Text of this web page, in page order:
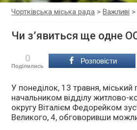
Чортківська міська рада >Важливі
Чи з’явиться ще одне
0
Поділились
Розповісти
У понеділок, 13 травня,
начальником відділу житлово-
округу Віталієм Федорейком
Великого, 4, обговоривши